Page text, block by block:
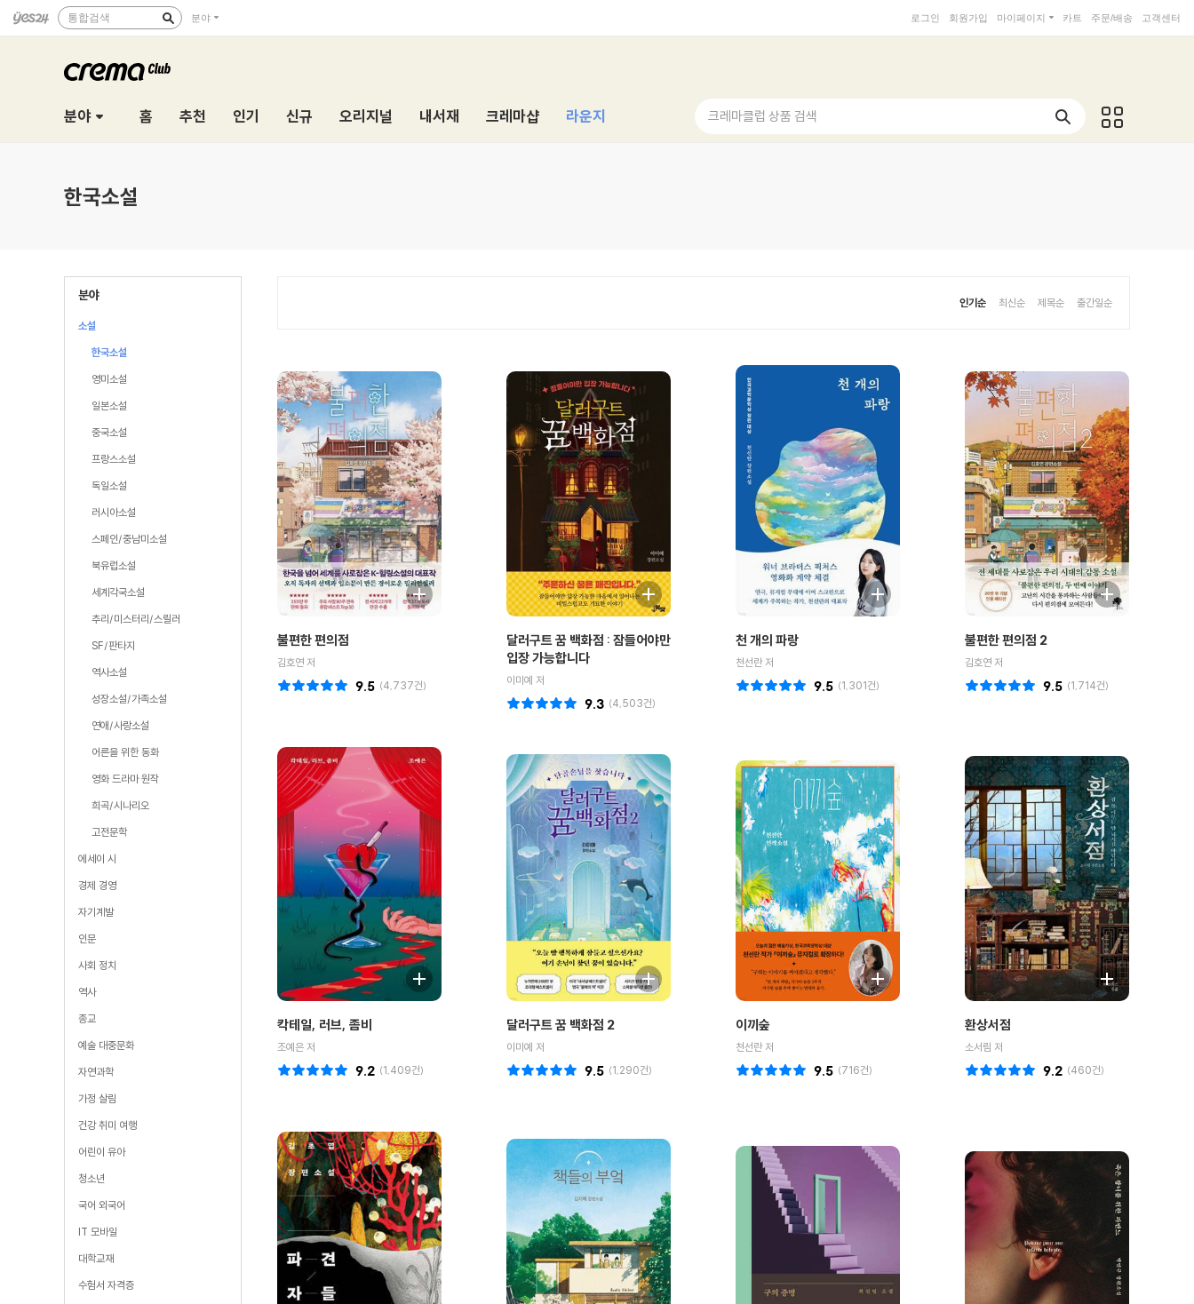
통합검색 분야 로그인 회원가입 마이페이지 카트 주문/배송 고객센터
분야 홈 추천 인기 신규 오리지널 내서재 크레마샵 라운지 크레마클럽 상품 검색
한국소설
분야
소설
한국소설
영미소설
일본소설
중국소설
프랑스소설
독일소설
러시아소설
스페인/중남미소설
북유럽소설
세계각국소설
추리/미스터리/스릴러
SF/판타지
역사소설
성장소설/가족소설
연애/사랑소설
어른을 위한 동화
영화 드라마 원작
희곡/시나리오
고전문학
에세이 시
경제 경영
자기계발
인문
사회 정치
역사
종교
예술 대중문화
자연과학
가정 살림
건강 취미 여행
어린이 유아
청소년
국어 외국어
IT 모바일
대학교재
수험서 자격증
인기순 최신순 제목순 출간일순
불편한 편의점
김호연 저
(4,737건)
9.5
달러구트 꿈 백화점 : 잠들어야만
입장 가능합니다
이미예 저
(4,503건)
9.3
천 개의 파랑
천선란 저
(1,301건)
9.5
불편한 편의점 2
김호연 저
(1,714건)
9.5
칵테일, 러브, 좀비
조예은 저
(1,409건)
9.2
달러구트 꿈 백화점 2
이미예 저
(1,290건)
9.5
이끼숲
천선란 저
(716건)
9.5
환상서점
소서림 저
(460건)
9.2